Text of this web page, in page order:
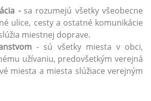
-sa rozumejú všetky všeobecne
ulice, cesty a ostatné komunikácie
miestnej doprave.
- sú všetky miesta v obci,
užívaniu, predovšetkým verejná
miesta a miesta slúžiace verejným